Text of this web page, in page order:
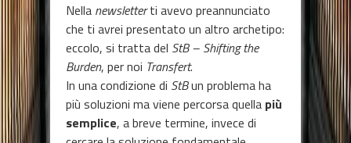
Nella newsletterti avevo preannunciato
che ti avrei presentato un altro archetipo:
eccolo, si tratta del StB – Shifting the
Burden, per noi Transfert.
In una condizione di StBun problema ha
più soluzioni ma viene percorsa quella più
semplice, a breve termine, invece di